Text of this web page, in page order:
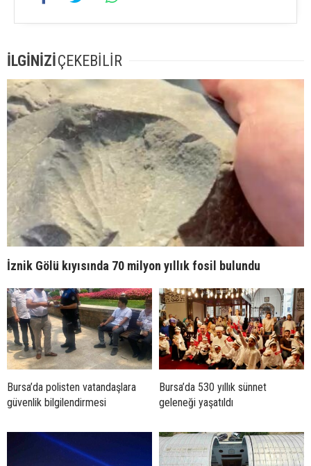
İLGİNİZİÇEKEBİLİR
İznik Gölü kıyısında 70 milyon yıllık fosil bulundu
Bursa’da polisten vatandaşlara
güvenlik bilgilendirmesi
Bursa’da 530 yıllık sünnet
geleneği yaşatıldı